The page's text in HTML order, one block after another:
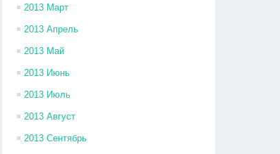
2013 Март
2013 Апрель
2013 Май
2013 Июнь
2013 Июль
2013 Август
2013 Сентябрь